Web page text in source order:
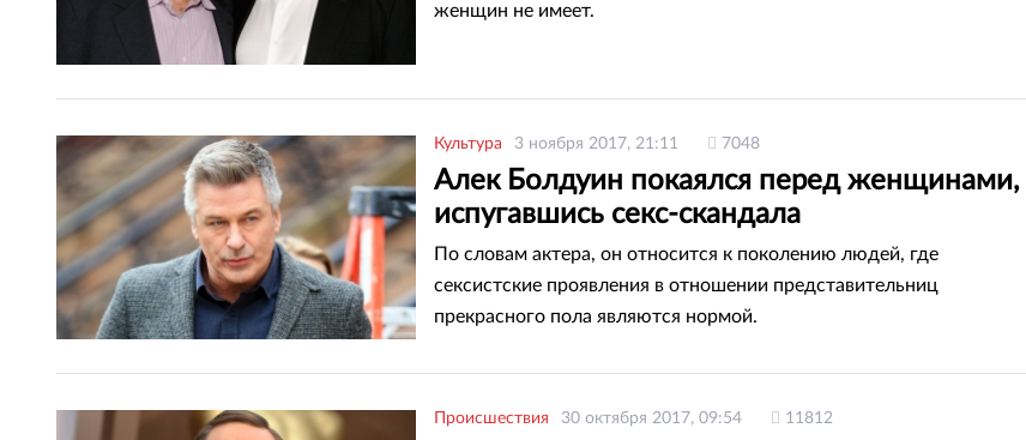
женщин не имеет.
Культура 3 ноября 2017, 21:11 7048
Алек Болдуин покаялся перед женщинами,
испугавшись секс-скандала
По словам актера, он относится к поколению людей, где
сексистские проявления в отношении представительниц
прекрасного пола являются нормой.
Происшествия 30 октября 2017, 09:54 11812